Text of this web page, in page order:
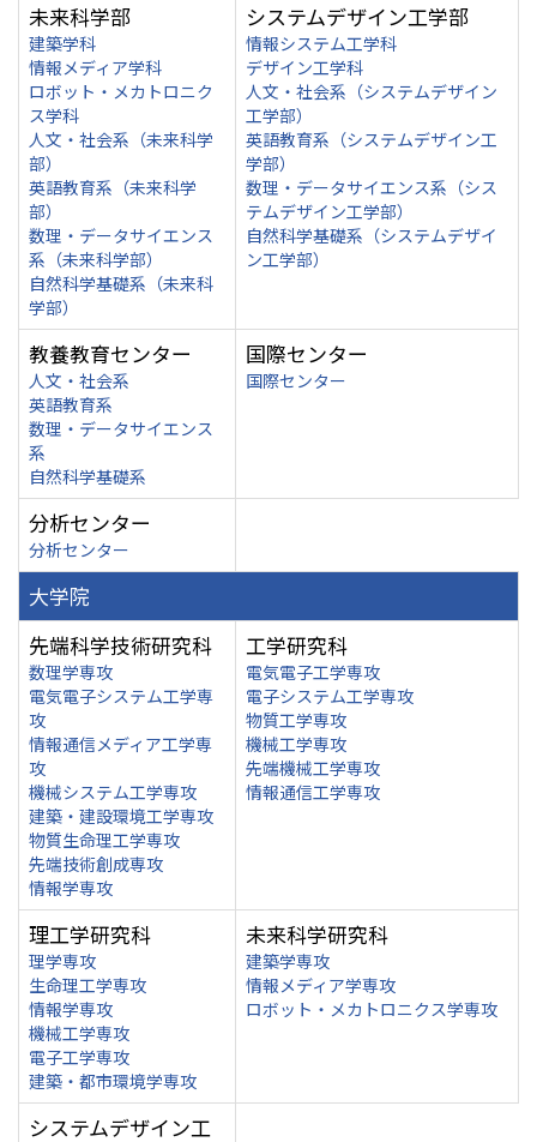
未来科学部
建築学科
情報メディア学科
ロボット・メカトロニク
ス学科
人文・社会系（未来科学
部）
英語教育系（未来科学
部）
数理・データサイエンス
系（未来科学部）
自然科学基礎系（未来科
学部）
システムデザイン工学部
情報システム工学科
デザイン工学科
人文・社会系（システムデザイン
工学部）
英語教育系（システムデザイン工
学部）
数理・データサイエンス系（シス
テムデザイン工学部）
自然科学基礎系（システムデザイ
ン工学部）
教養教育センター
人文・社会系
英語教育系
数理・データサイエンス
系
自然科学基礎系
国際センター
国際センター
分析センター
分析センター
大学院
先端科学技術研究科
数理学専攻
電気電子システム工学専
攻
情報通信メディア工学専
攻
機械システム工学専攻
建築・建設環境工学専攻
物質生命理工学専攻
先端技術創成専攻
情報学専攻
工学研究科
電気電子工学専攻
電子システム工学専攻
物質工学専攻
機械工学専攻
先端機械工学専攻
情報通信工学専攻
理工学研究科
理学専攻
生命理工学専攻
情報学専攻
機械工学専攻
電子工学専攻
建築・都市環境学専攻
未来科学研究科
建築学専攻
情報メディア学専攻
ロボット・メカトロニクス学専攻
システムデザイン工